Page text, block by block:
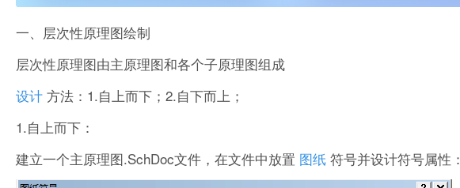
一、层次性原理图绘制
层次性原理图由主原理图和各个子原理图组成
设计 方法：1.自上而下；2.自下而上；
1.自上而下：
建立一个主原理图.SchDoc文件，在文件中放置 图纸 符号并设计符号属性：